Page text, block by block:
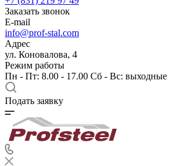
Заказать звонок
E-mail
info@prof-stal.com
Адрес
ул. Коновалова, 4
Режим работы
Пн - Пт: 8.00 - 17.00 Сб - Вс: выходные
Подать заявку